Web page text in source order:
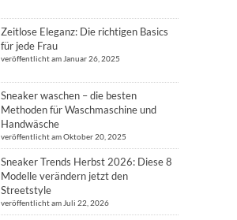
Zeitlose Eleganz: Die richtigen Basics
für jede Frau
veröffentlicht am Januar 26, 2025
Sneaker waschen – die besten
Methoden für Waschmaschine und
Handwäsche
veröffentlicht am Oktober 20, 2025
Sneaker Trends Herbst 2026: Diese 8
Modelle verändern jetzt den
Streetstyle
veröffentlicht am Juli 22, 2026